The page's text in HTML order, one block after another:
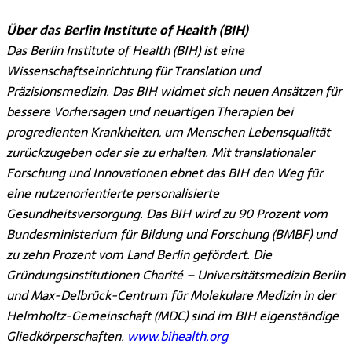
Über das Berlin Institute of Health (BIH)
Das Berlin Institute of Health (BIH) ist eine
Wissenschaftseinrichtung für Translation und
Präzisionsmedizin. Das BIH widmet sich neuen Ansätzen für
bessere Vorhersagen und neuartigen Therapien bei
progredienten Krankheiten, um Menschen Lebensqualität
zurückzugeben oder sie zu erhalten. Mit translationaler
Forschung und Innovationen ebnet das BIH den Weg für
eine nutzenorientierte personalisierte
Gesundheitsversorgung. Das BIH wird zu 90 Prozent vom
Bundesministerium für Bildung und Forschung (BMBF) und
zu zehn Prozent vom Land Berlin gefördert. Die
Gründungsinstitutionen Charité – Universitätsmedizin Berlin
und Max-Delbrück-Centrum für Molekulare Medizin in der
Helmholtz-Gemeinschaft (MDC) sind im BIH eigenständige
Gliedkörperschaften. www.bihealth.org